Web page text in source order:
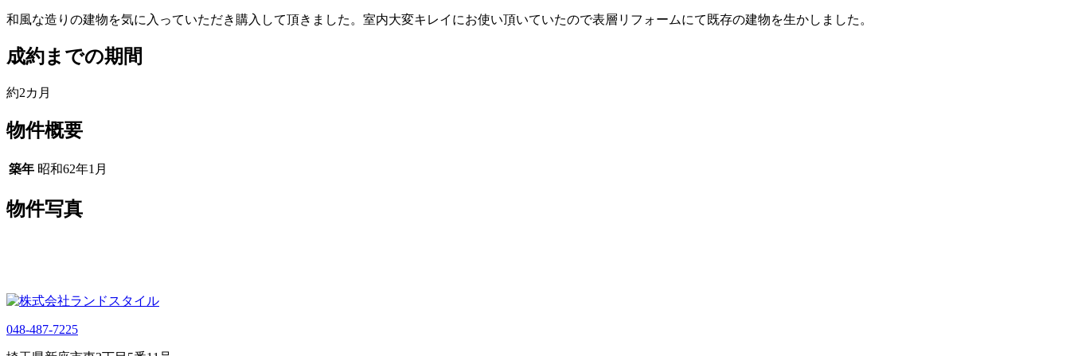
和風な造りの建物を気に入っていただき購入して頂きました。室内大変キレイにお使い頂いていたので表層リフォームにて既存の建物を生かしました。
成約までの期間
約2カ月
物件概要
築年 昭和62年1月
物件写真
048-487-7225